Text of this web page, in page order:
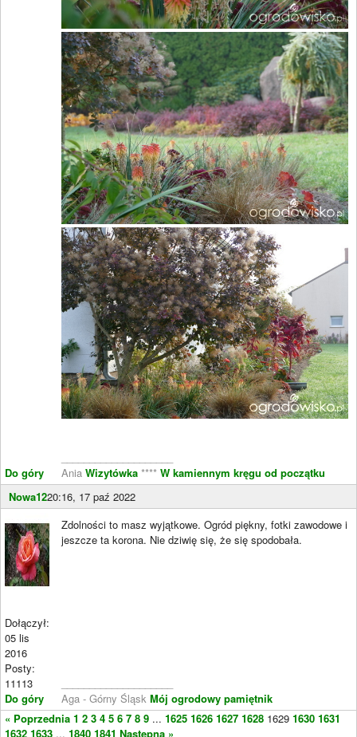
Do góry
Ania Wizytówka **** W kamiennym kręgu od początku
Nowa1220:16, 17 paź 2022
Dołączył:
05 lis
2016
Posty:
11113
Do góry
Zdolności to masz wyjątkowe. Ogród piękny, fotki zawodowe i
jeszcze ta korona. Nie dziwię się, że się spodobała.
Aga - Górny Śląsk Mój ogrodowy pamiętnik
« Poprzednia 1 2 3 4 5 6 7 8 9 ... 1625 1626 1627 1628 1629 1630 1631
1632 1633 ... 1840 1841 Następna »